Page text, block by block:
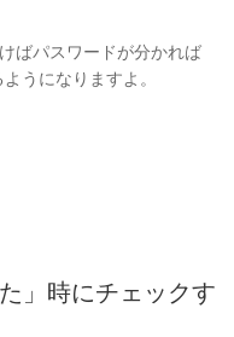
ばパスワードが分かれば
うになりますよ。
」時にチェックす